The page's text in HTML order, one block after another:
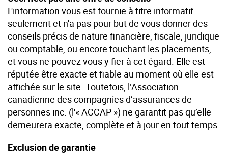
L'information vous est fournie à titre informatif
seulement et n'a pas pour but de vous donner des
conseils précis de nature financière, fiscale, juridique
ou comptable, ou encore touchant les placements,
et vous ne pouvez vous y fier à cet égard. Elle est
réputée être exacte et fiable au moment où elle est
affichée sur le site. Toutefois, l’Association
canadienne des compagnies d’assurances de
personnes inc. (l'« ACCAP ») ne garantit pas qu’elle
demeurera exacte, complète et à jour en tout temps.
Exclusion de garantie